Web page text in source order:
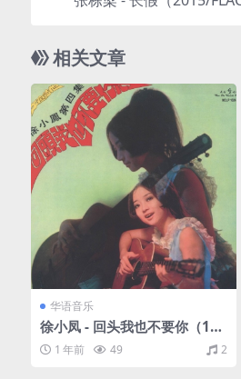
相关文章
华语音乐
徐小凤 - 回头我也不要你（197
1/FLAC/分轨/233M）
1 年前 49 2